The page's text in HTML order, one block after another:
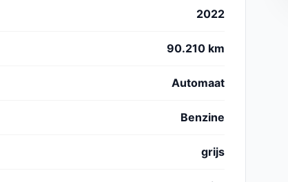
2022
90.210 km
Automaat
Benzine
grijs